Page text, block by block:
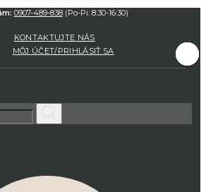
0907-489-838(Po-Pi: 8:30-16:30)
KONTAKTUJTE NÁS
MÔJ ÚČET/PRIHLÁSIŤ SA